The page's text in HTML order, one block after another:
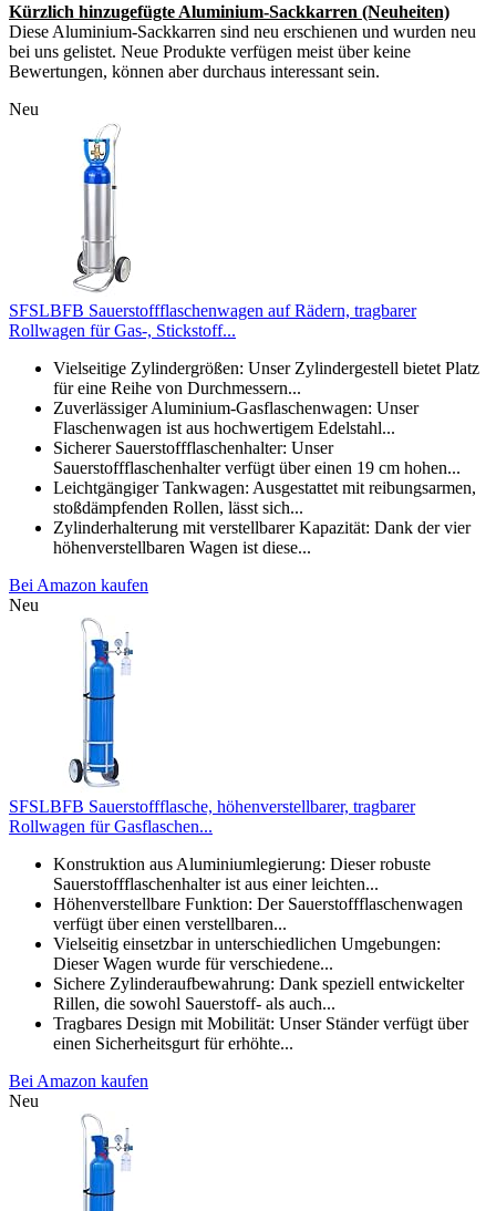
Kürzlich hinzugefügte Aluminium-Sackkarren (Neuheiten)
Diese Aluminium-Sackkarren sind neu erschienen und wurden neu
bei uns gelistet. Neue Produkte verfügen meist über keine
Bewertungen, können aber durchaus interessant sein.
Neu
SFSLBFB Sauerstoffflaschenwagen auf Rädern, tragbarer
Rollwagen für Gas-, Stickstoff...
Vielseitige Zylindergrößen: Unser Zylindergestell bietet Platz
für eine Reihe von Durchmessern...
Zuverlässiger Aluminium-Gasflaschenwagen: Unser
Flaschenwagen ist aus hochwertigem Edelstahl...
Sicherer Sauerstoffflaschenhalter: Unser
Sauerstoffflaschenhalter verfügt über einen 19 cm hohen...
Leichtgängiger Tankwagen: Ausgestattet mit reibungsarmen,
stoßdämpfenden Rollen, lässt sich...
Zylinderhalterung mit verstellbarer Kapazität: Dank der vier
höhenverstellbaren Wagen ist diese...
Bei Amazon kaufen
Neu
SFSLBFB Sauerstoffflasche, höhenverstellbarer, tragbarer
Rollwagen für Gasflaschen...
Konstruktion aus Aluminiumlegierung: Dieser robuste
Sauerstoffflaschenhalter ist aus einer leichten...
Höhenverstellbare Funktion: Der Sauerstoffflaschenwagen
verfügt über einen verstellbaren...
Vielseitig einsetzbar in unterschiedlichen Umgebungen:
Dieser Wagen wurde für verschiedene...
Sichere Zylinderaufbewahrung: Dank speziell entwickelter
Rillen, die sowohl Sauerstoff- als auch...
Tragbares Design mit Mobilität: Unser Ständer verfügt über
einen Sicherheitsgurt für erhöhte...
Bei Amazon kaufen
Neu